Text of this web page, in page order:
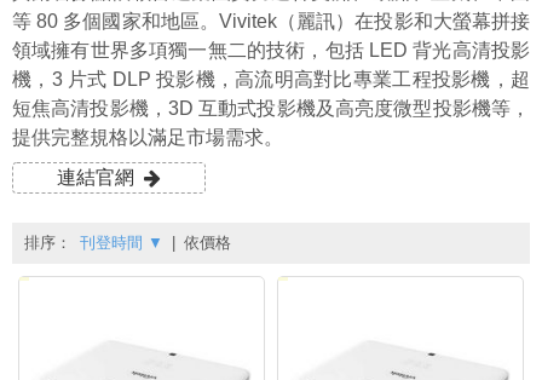
等 80 多個國家和地區。Vivitek（麗訊）在投影和大螢幕拼接
領域擁有世界多項獨一無二的技術，包括 LED 背光高清投影
機，3 片式 DLP 投影機，高流明高對比專業工程投影機，超
短焦高清投影機，3D 互動式投影機及高亮度微型投影機等，
提供完整規格以滿足市場需求。
連結官網
排序： 刊登時間 ▼ 依價格